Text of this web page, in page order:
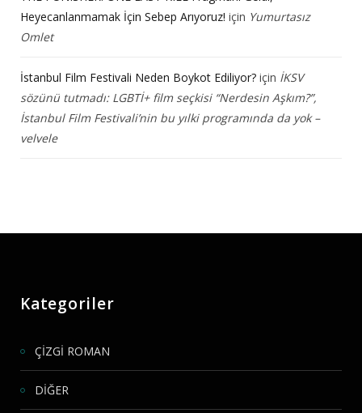
Heyecanlanmamak İçin Sebep Arıyoruz! için Yumurtasız
Omlet
İstanbul Film Festivali Neden Boykot Ediliyor? için İKSV
sözünü tutmadı: LGBTİ+ film seçkisi “Nerdesin Aşkım?”,
İstanbul Film Festivali’nin bu yılki programında da yok –
velvele
Kategoriler
ÇİZGİ ROMAN
DİĞER